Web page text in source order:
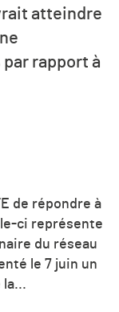
atteindre
rapport à
de répondre à
ci représente
du réseau
le 7 juin un
la...